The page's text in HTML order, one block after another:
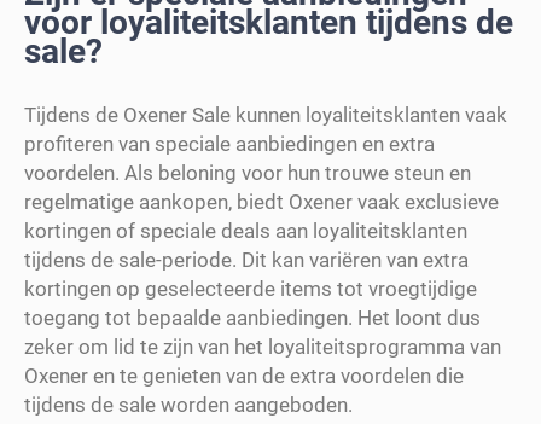
voor loyaliteitsklanten tijdens de
sale?
Tijdens de Oxener Sale kunnen loyaliteitsklanten vaak
profiteren van speciale aanbiedingen en extra
voordelen. Als beloning voor hun trouwe steun en
regelmatige aankopen, biedt Oxener vaak exclusieve
kortingen of speciale deals aan loyaliteitsklanten
tijdens de sale-periode. Dit kan variëren van extra
kortingen op geselecteerde items tot vroegtijdige
toegang tot bepaalde aanbiedingen. Het loont dus
zeker om lid te zijn van het loyaliteitsprogramma van
Oxener en te genieten van de extra voordelen die
tijdens de sale worden aangeboden.